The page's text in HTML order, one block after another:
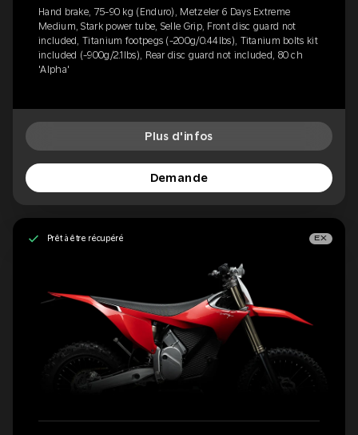
Hand brake, 75-90 kg (Enduro), Metzeler 6 Days Extreme
Medium, Stark power tube, Selle Grip, Front disc guard not
included, Titanium footpegs (-200g/0.44lbs), Titanium bolts kit
included (-900g/2.1lbs), Rear disc guard not included, 80 ch
'Alpha'
Plus d'infos
Demande
Prêt à être récupéré EX